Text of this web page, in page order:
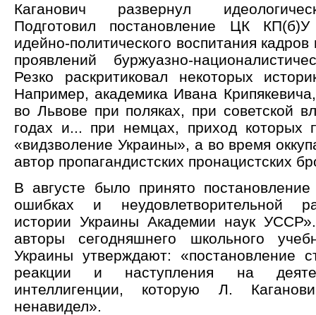
Каганович развернул
Подготовил постановление ЦК
идейно-политического воспитания
проявлений буржуазно-
Резко раскритиковал некоторых
Например, академика Ивана
во Львове при поляках, при советской
годах и... при немцах, приход которых
«видзволение Украины», а во время
автор пропагандистских пронацистских
В августе было принято
ошибках и неудовлетворительной
истории Украины Академии наук
авторы сегодняшнего школьного
Украины утверждают: «постановление
реакции и наступления на
интеллигенции, которую Л.
ненавидел».